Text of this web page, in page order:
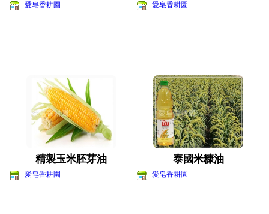
愛皂香耕園 愛皂香耕園
精製玉米胚芽油
愛皂香耕園
泰國米糠油
愛皂香耕園